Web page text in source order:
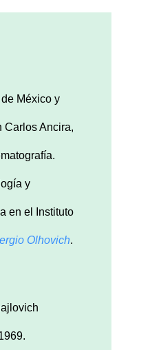
México y
Carlos Ancira,
y
en el Instituto
Olhovich.